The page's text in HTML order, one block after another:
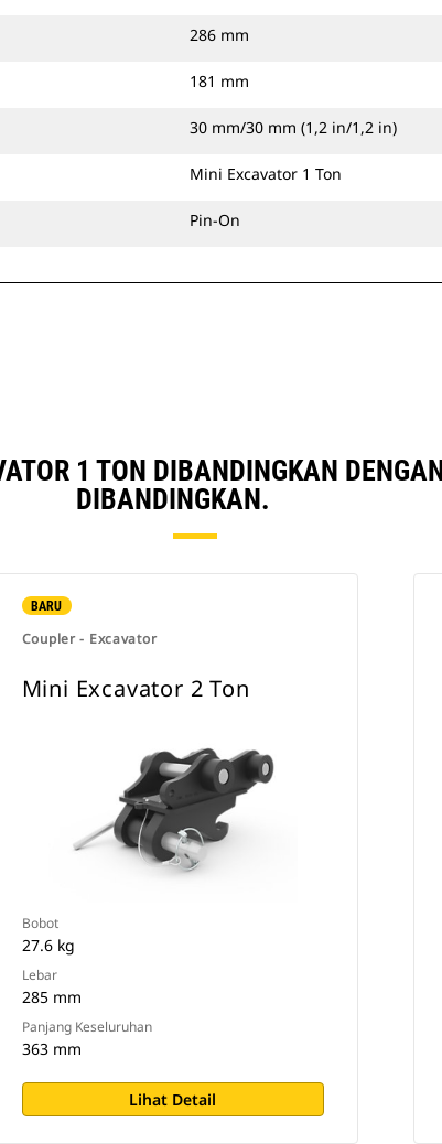
286 mm
181 mm
30 mm/30 mm (1,2 in/1,2 in)
Mini Excavator 1 Ton
Pin-On
1 TON DIBANDINGKAN
DIBANDINGKAN.
BARU
Coupler - Excavator
Mini Excavator 2 Ton
Bobot
27.6 kg
Lebar
285 mm
Panjang Keseluruhan
363 mm
Lihat Detail